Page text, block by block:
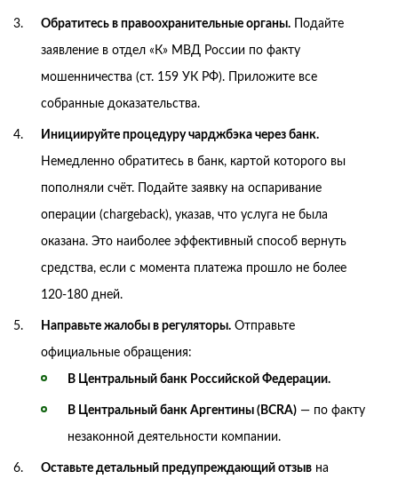
Обратитесь в правоохранительные органы. Подайте
заявление в отдел «К» МВД России по факту
мошенничества (ст. 159 УК РФ). Приложите все
собранные доказательства.
Инициируйте процедуру чарджбэка через банк.
Немедленно обратитесь в банк, картой которого вы
пополняли счёт. Подайте заявку на оспаривание
операции (chargeback), указав, что услуга не была
оказана. Это наиболее эффективный способ вернуть
средства, если с момента платежа прошло не более
120-180 дней.
Направьте жалобы в регуляторы. Отправьте
официальные обращения:
В Центральный банк Российской Федерации.
В Центральный банк Аргентины (BCRA) — по факту
незаконной деятельности компании.
Оставьте детальный предупреждающий отзыв на